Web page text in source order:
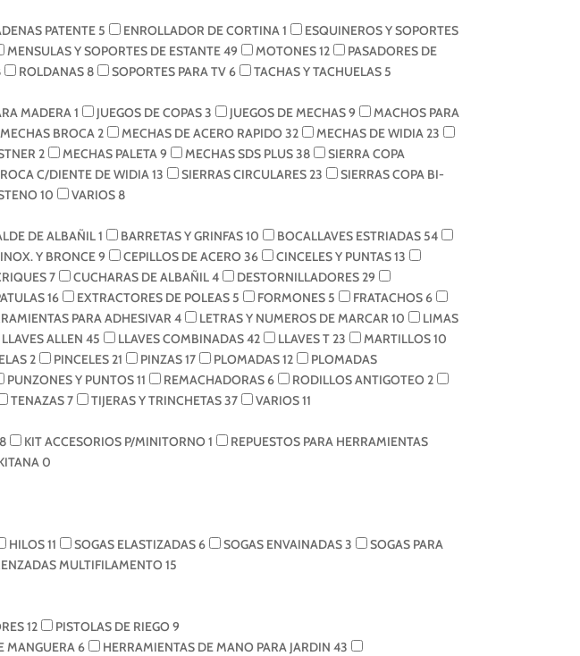
PATENTE 5 ENROLLADOR DE CORTINA1
ESQUINEROS Y SOPORTES
MENSULAS Y SOPORTES DE ESTANTE49 MOTONES12
PASADORES DE
ROLDANAS 8 SOPORTES PARA TV6 TACHAS Y TACHUELAS 5
MADERA1 JUEGOS DE COPAS3 JUEGOS DE MECHAS9
MACHOS PARA
MECHAS BROCA2 MECHAS DE ACERO RAPIDO 32 MECHAS DE WIDIA23
2 MECHAS PALETA9 MECHAS SDS PLUS38
SIERRA COPA
C/DIENTE DE WIDIA13 SIERRAS CIRCULARES23
SIERRAS COPA BI-
10 VARIOS 8
DE ALBAÑIL1 BARRETAS Y GRINFAS10 BOCALLAVES ESTRIADAS 54
Y BRONCE9 CEPILLOS DE ACERO 36 CINCELES Y PUNTAS13
7 CUCHARAS DE ALBAÑIL4 DESTORNILLADORES29
16 EXTRACTORES DE POLEAS 5 FORMONES 5 FRATACHOS6
PARA ADHESIVAR 4 LETRAS Y NUMEROS DE MARCAR 10
LIMAS
LLAVES ALLEN 45 LLAVES COMBINADAS42 LLAVES T23 MARTILLOS10
2 PINCELES21 PINZAS17 PLOMADAS12
PLOMADAS
PUNZONES Y PUNTOS11 REMACHADORAS6 RODILLOS ANTIGOTEO 2
TENAZAS7 TIJERAS Y TRINCHETAS37 VARIOS11
KIT ACCESORIOS P/MINITORNO 1
REPUESTOS PARA HERRAMIENTAS
0
HILOS11 SOGAS ELASTIZADAS6 SOGAS ENVAINADAS3
SOGAS PARA
MULTIFILAMENTO 15
12 PISTOLAS DE RIEGO 9
MANGUERA6 HERRAMIENTAS DE MANO PARA JARDIN 43